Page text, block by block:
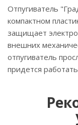
Отпугиватель
компактном
защищает
внешних
отпугиватель
придется